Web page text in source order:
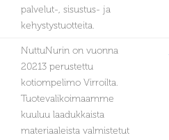
palvelut-, sisustus- ja
kehystystuotteita.
NuttuNurin on vuonna
20213 perustettu
kotiompelimo Virroilta.
Tuotevalikoimaamme
kuuluu laadukkaista
materiaaleista valmistetut